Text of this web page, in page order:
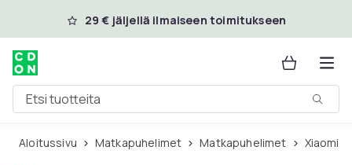
Ohita ja siirry pääsisältöön
29 € jäljellä ilmaiseen toimitukseen
Etsi tuotteita
Aloitussivu Matkapuhelimet Matkapuhelimet Xiaomi